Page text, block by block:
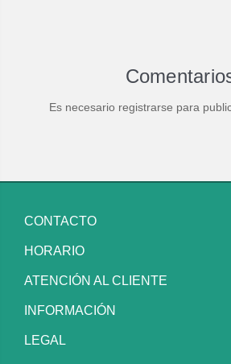
Es necesario registrarse para
CONTACTO
HORARIO
ATENCIÓN AL CLIENTE
INFORMACIÓN
LEGAL